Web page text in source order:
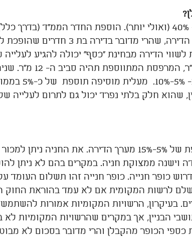
ערך הדירה יעלה סביב ה- 40% (ואולי יותר). הוספת החדר הממ"ד
הדירה מבחינת "כסף" יכולה להגיע לעלייה של  20% ואף
חדר הממ"ד יהיה עד 12 מ"ר,
חניה יכולה להביא לתוספת של 5%-15% מערך הדירה. את החניה
וישנה ממצוקת חניה. במקרים בהם לא ניתן
לרשות המקומית אם לא עמד בהוראת החוק
בעיקרון, הרשויות המקומיות אמורות
הבניין, אך במקרים שהרשויות המקומיות לא
כספי הכופר מהקבלן והרי מדובר בסכום לא